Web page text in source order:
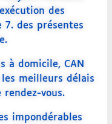
des
7. des présentes
à domicile, CAN
les meilleurs délais
vous.
impondérables